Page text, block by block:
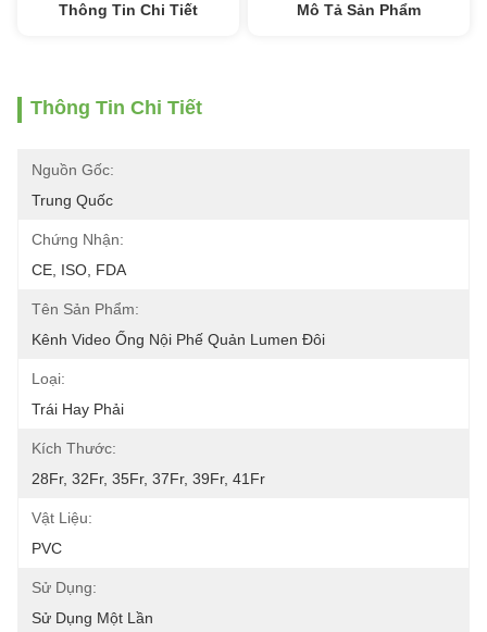
Thông Tin Chi Tiết Mô Tả Sản Phẩm
Thông Tin Chi Tiết
Nguồn Gốc:
Trung Quốc
Chứng Nhận:
CE, ISO, FDA
Tên Sản Phẩm:
Kênh Video Ống Nội Phế Quản Lumen Đôi
Loại:
Trái Hay Phải
Kích Thước:
28Fr, 32Fr, 35Fr, 37Fr, 39Fr, 41Fr
Vật Liệu:
PVC
Sử Dụng:
Sử Dụng Một Lần